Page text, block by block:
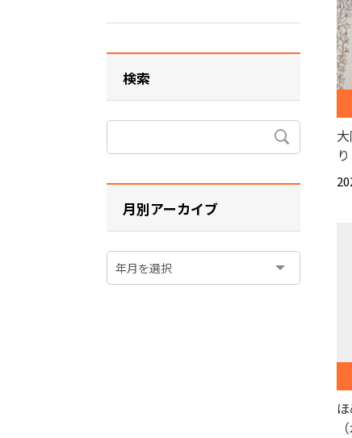
検索
月別アーカイブ